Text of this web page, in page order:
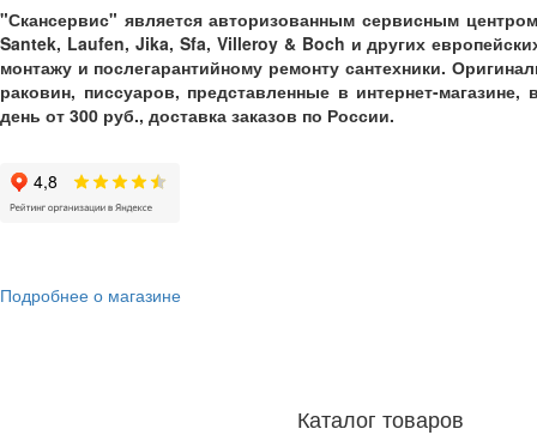
"Скансервис" является авторизованным сервисным
Santek, Laufen, Jika, Sfa, Villeroy & Boch и других
монтажу и послегарантийному ремонту сантехники.
раковин, писсуаров, представленные в интернет-
день от 300 руб., доставка заказов по России.
Подробнее о магазине
Каталог товаров